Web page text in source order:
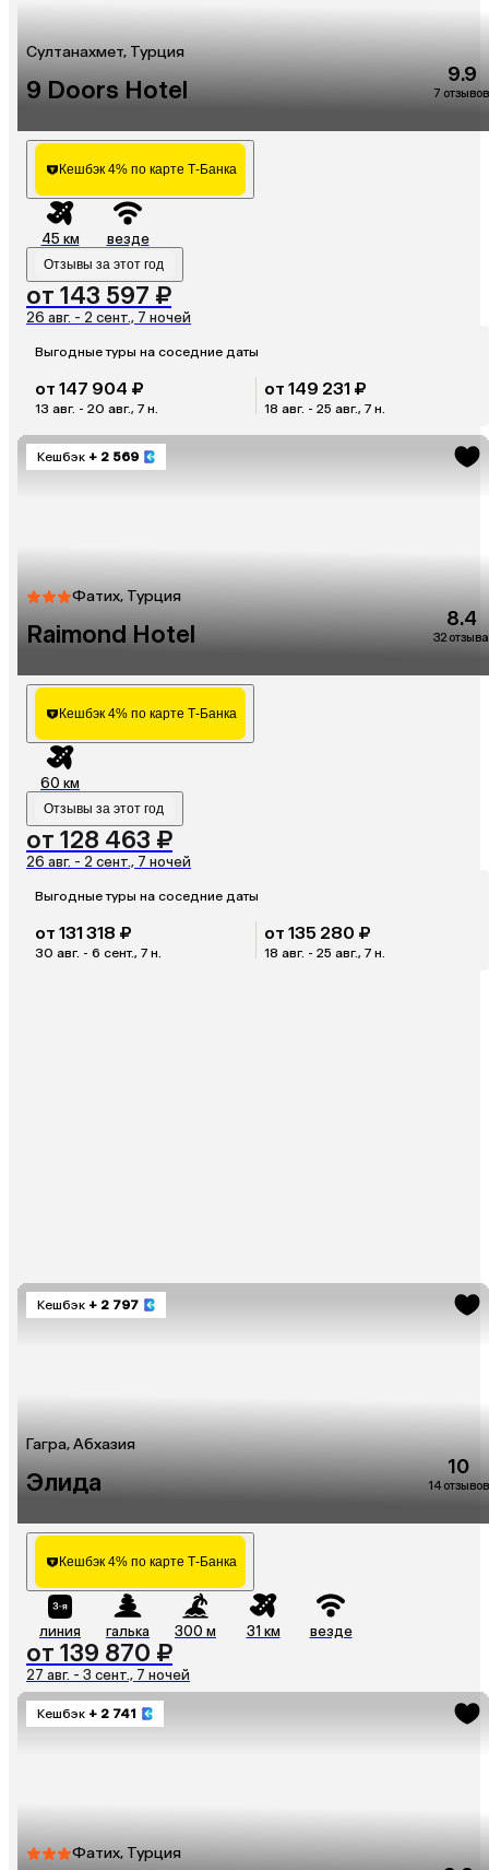
Султанахмет, Турция
9 Doors Hotel
9.9
7 отзывов
Кешбэк 4% по карте Т-Банка
45 км везде
Отзывы за этот год
от 143 597 ₽
26 авг. - 2 сент., 7 ночей
Выгодные туры на соседние даты
от 147 904 ₽
13 авг. - 20 авг., 7 н.
от 149 231 ₽
18 авг. - 25 авг., 7 н.
Кешбэк + 2 569
Фатих, Турция
Raimond Hotel
8.4
32 отзыва
Кешбэк 4% по карте Т-Банка
60 км
Отзывы за этот год
от 128 463 ₽
26 авг. - 2 сент., 7 ночей
Выгодные туры на соседние даты
от 131 318 ₽
30 авг. - 6 сент., 7 н.
от 135 280 ₽
18 авг. - 25 авг., 7 н.
Кешбэк + 2 797
Гагра, Абхазия
Элида
10
14 отзывов
Кешбэк 4% по карте Т-Банка
линия галька 300 м 31 км везде
от 139 870 ₽
27 авг. - 3 сент., 7 ночей
Кешбэк + 2 741
Фатих, Турция